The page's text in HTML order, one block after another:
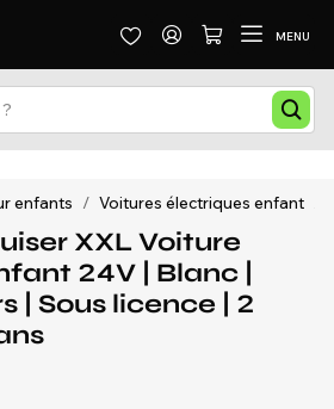
MENU
enfants / Voitures électriques enfant
XXL Voiture
24V | Blanc |
| Sous licence | 2